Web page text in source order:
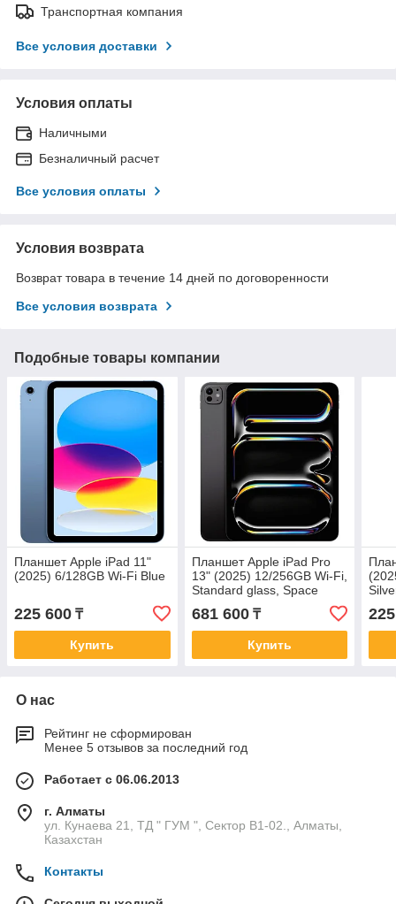
Транспортная компания
Все условия доставки
Условия оплаты
Наличными
Безналичный расчет
Все условия оплаты
Условия возврата
Возврат товара в течение 14 дней по договоренности
Все условия возврата
Подобные товары компании
Планшет Apple iPad 11"
(2025) 6/128GB Wi-Fi Blue
225 600 ₸
Купить
Планшет Apple iPad Pro
13" (2025) 12/256GB Wi‑Fi,
Standard glass, Space
681 600₸
Купить
О нас
Рейтинг не сформирован
Менее 5 отзывов за последний год
Работает с 06.06.2013
г. Алматы
ул. Кунаева 21, ТД " ГУМ ", Сектор В1-02., Алматы,
Казахстан
Контакты